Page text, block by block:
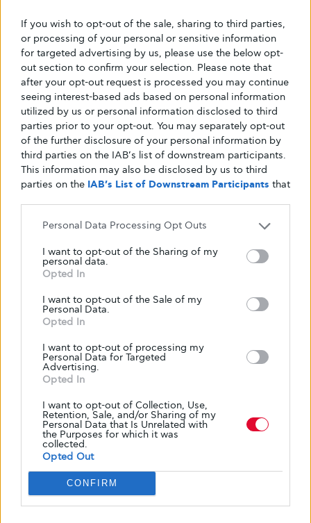
If you wish to opt-out of the sale, sharing to third parties,
or processing of your personal or sensitive information
for targeted advertising by us, please use the below opt-
out section to confirm your selection. Please note that
after your opt-out request is processed you may continue
seeing interest-based ads based on personal information
utilized by us or personal information disclosed to third
parties prior to your opt-out. You may separately opt-out
of the further disclosure of your personal information by
third parties on the IAB’s list of downstream participants.
This information may also be disclosed by us to third
parties on the IAB’s List of Downstream Participants that
Personal Data Processing Opt Outs
I want to opt-out of the Sharing of my
personal data.
Opted In
I want to opt-out of the Sale of my
Personal Data.
Opted In
I want to opt-out of processing my
Personal Data for Targeted
Advertising.
Opted In
I want to opt-out of Collection, Use,
Retention, Sale, and/or Sharing of my
Personal Data that Is Unrelated with
the Purposes for which it was
collected.
Opted Out
CONFIRM
Κείμενο
Glykouli